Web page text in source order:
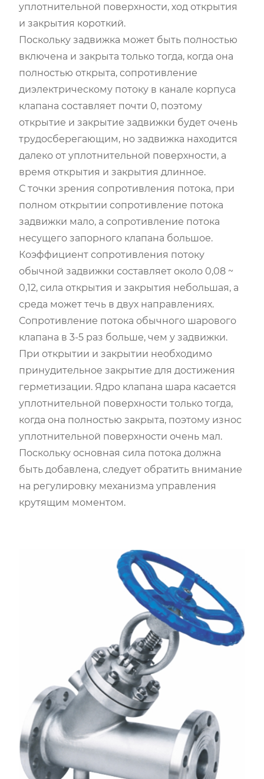
уплотнительной поверхности, ход открытия
и закрытия короткий.
Поскольку задвижка может быть полностью
включена и закрыта только тогда, когда она
полностью открыта, сопротивление
диэлектрическому потоку в канале корпуса
клапана составляет почти 0, поэтому
открытие и закрытие задвижки будет очень
трудосберегающим, но задвижка находится
далеко от уплотнительной поверхности, а
время открытия и закрытия длинное.
С точки зрения сопротивления потока, при
полном открытии сопротивление потока
задвижки мало, а сопротивление потока
несущего запорного клапана большое.
Коэффициент сопротивления потоку
обычной задвижки составляет около 0,08 ~
0,12, сила открытия и закрытия небольшая, а
среда может течь в двух направлениях.
Сопротивление потока обычного шарового
клапана в 3-5 раз больше, чем у задвижки.
При открытии и закрытии необходимо
принудительное закрытие для достижения
герметизации. Ядро клапана шара касается
уплотнительной поверхности только тогда,
когда она полностью закрыта, поэтому износ
уплотнительной поверхности очень мал.
Поскольку основная сила потока должна
быть добавлена, следует обратить внимание
на регулировку механизма управления
крутящим моментом.